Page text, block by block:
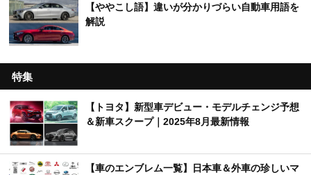
【ややこし語】違いが分かりづらい自動車用語を
解説
特集
【トヨタ】新型車デビュー・モデルチェンジ予想
＆新車スクープ｜2025年8月最新情報
【車のエンブレム一覧】日本車＆外車の珍しいマ